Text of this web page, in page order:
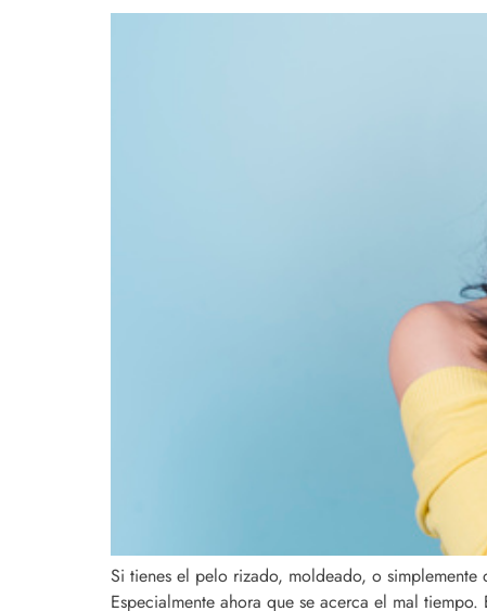
Si tienes el pelo rizado, moldeado, o
Especialmente ahora que se acerca el mal